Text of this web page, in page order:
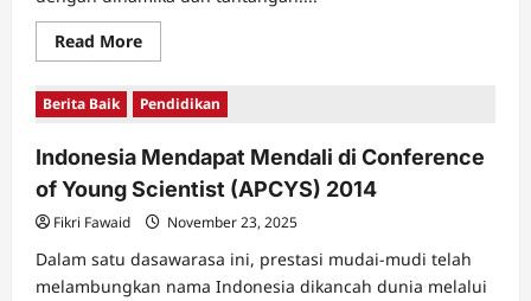
Read MoreRead
more
Arie:
Mahasiswa
UGM
Pebisnis
Pakaian
Militer,
Omzet
Miliaran
Berita Baik Pendidikan
Indonesia Mendapat Mendali di Conference
of Young Scientist (APCYS) 2014
Fikri Fawaid November 23, 2025
Dalam satu dasawarasa ini, prestasi mudai-mudi telah
melambungkan nama Indonesia dikancah dunia melalui